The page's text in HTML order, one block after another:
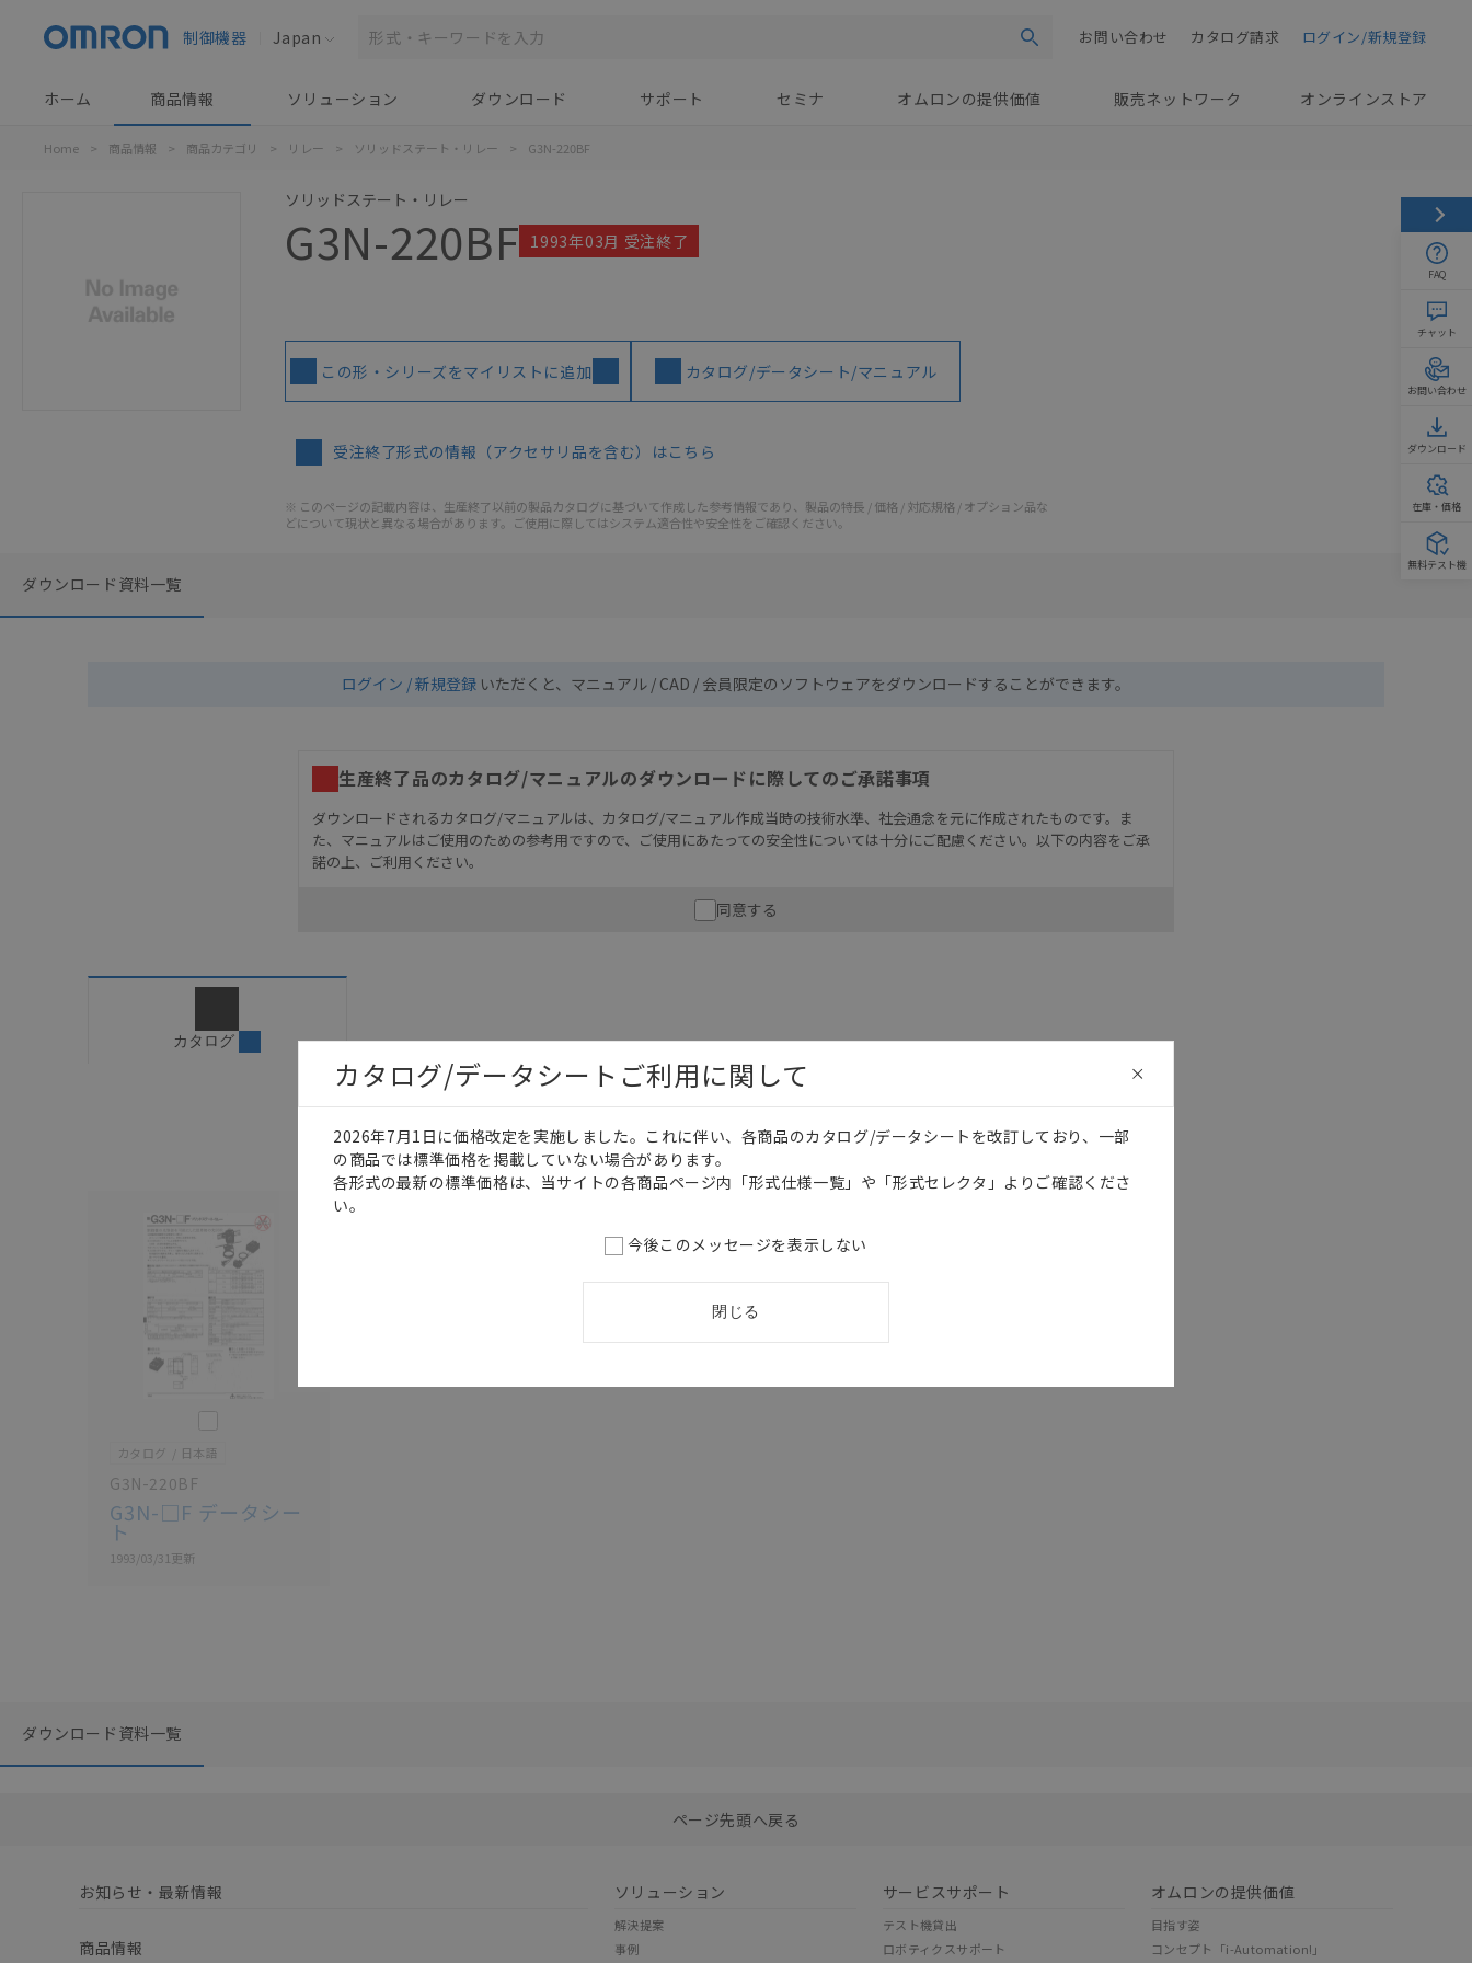
制御機器 Japan 検索 ログイン/新規登録
カタログ請求
お問い合わせ
ホーム 商品情報 ソリューション ダウンロード サポート セミナ オムロンの提供価値 販売ネットワーク オンラインストア
Home > 商品情報 > 商品カテゴリ > リレー > ソリッドステート・リレー > G3N-220BF
ソリッドステート・リレー
G3N-220BF 1993年03月 受注終了
この形・シリーズをマイリストに追加 カタログ/データシート/マニュアル
受注終了形式の情報（アクセサリ品を含む）はこちら
※ このページの記載内容は、生産終了以前の製品カタログに基づいて作成した参考情報であり、製品の特長 / 価格 / 対応規格 / オプション品な
どについて現状と異なる場合があります。ご使用に際してはシステム適合性や安全性をご確認ください。
ダウンロード資料一覧
ログイン / 新規登録 いただくと、マニュアル / CAD / 会員限定のソフトウェアをダウンロードすることができます。
生産終了品のカタログ/マニュアルのダウンロードに際してのご承諾事項
ダウンロードされるカタログ/マニュアルは、カタログ/マニュアル作成当時の技術水準、社会通念を元に作成されたものです。ま
た、マニュアルはご使用のための参考用ですので、ご使用にあたっての安全性については十分にご配慮ください。以下の内容をご承
諾の上、ご利用ください。
お客様が本製品を人命や財産に重大な危険を及ぼすような用途に使用される場合には、システム全体として危険を知らせたり、冗
長設計により必要な安全性を確保できるよう設計されていること、および本製品が全体の中で意図した用途に対して適切に配電・
カタログ/マニュアルに記載されているアプリケーション事例は参考用ですので、ご採用に際しては機器・装置の機能や安全性を
サイトの掲載内容をご確認のうえ、ご用命下さいますようお願いいたします。
同意する
カタログ
日本語 English
カタログ 日本語
G3N-220BF
G3N-□F データシー
ト
1993/03/31更新
ダウンロード資料一覧
ページ先頭へ戻る
お知らせ・最新情報
商品情報
ソリューション
解決提案
事例
サービスサポート
テスト機貸出
ロボティクスサポート
オムロンの提供価値
目指す姿
コンセプト「i-Automation!」
FAQ
チャット
お問い合わせ
ダウンロード
在庫・価格
無料テスト機
カタログ/データシートご利用に関して
2026年7月1日に価格改定を実施しました。これに伴い、各商品のカタログ/データシートを改訂しており、一部
の商品では標準価格を掲載していない場合があります。
各形式の最新の標準価格は、当サイトの各商品ページ内「形式仕様一覧」や「形式セレクタ」よりご確認くださ
い。
今後このメッセージを表示しない
閉じる